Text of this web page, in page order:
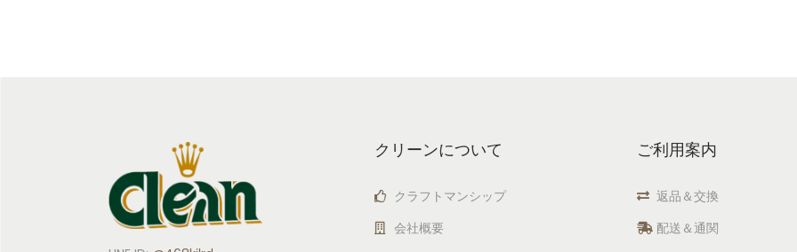
クリーンについて
クラフトマンシップ
会社概要
ご利用案内
返品＆交換
配送＆通関